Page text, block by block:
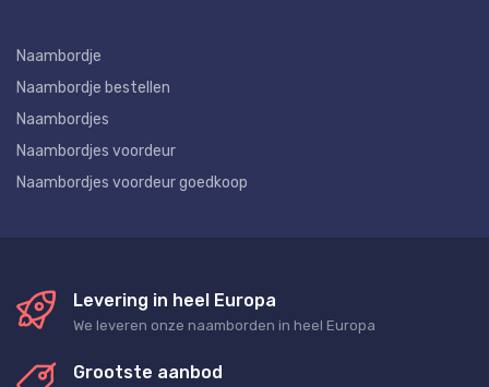
Naambordje
Naambordje bestellen
Naambordjes
Naambordjes voordeur
Naambordjes voordeur goedkoop
Levering in heel Europa
We leveren onze naamborden in heel Europa
Grootste aanbod